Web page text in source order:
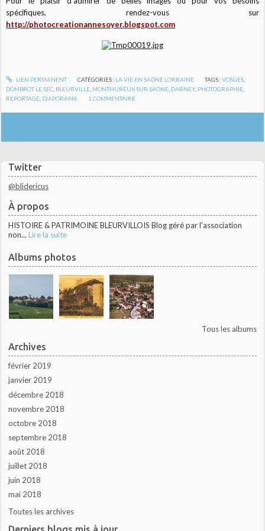
Twitter
@blidericus
À propos
HISTOIRE & PATRIMOINE BLEURVILLOIS Blog géré par l'association
non... Lire la suite
Albums photos
Tous les albums
Archives
février 2019
janvier 2019
décembre 2018
novembre 2018
octobre 2018
septembre 2018
août 2018
juillet 2018
juin 2018
mai 2018
Toutes les archives
spécifiques, rendez-vous sur
http://photocreationannesoyer.blogspot.com
LIEN PERMANENT CATÉGORIES : LA VIE EN SAÔNE LORRAINE TAGS :VOSGES
DOMBROT LE SEC BLEURVILLE MONTHUREUX SUR SAÔNE DARNEY, PHOTOGRAPHIE
REPORTAGE DIAPORAMA 1 COMMENTAIRE